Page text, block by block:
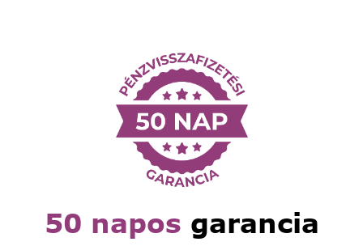
50 napos garancia